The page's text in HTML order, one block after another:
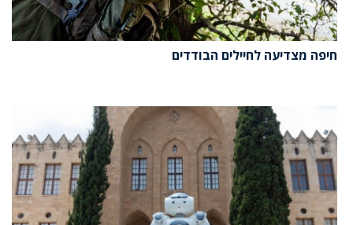
חיפה מצדיעה לחיילים הבודדים